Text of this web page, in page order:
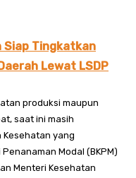
Siap Tingkatkan
Lewat LSDP
produksi maupun
saat ini masih
yang
Modal (BKPM)
Menteri Kesehatan